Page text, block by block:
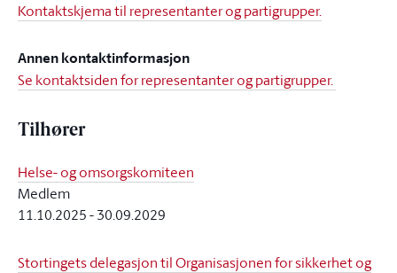
Kontaktskjema til representanter og partigrupper.
Annen kontaktinformasjon
Se kontaktsiden for representanter og partigrupper.
Tilhører
Helse- og omsorgskomiteen
Medlem
11.10.2025-30.09.2029
Stortingets delegasjon til Organisasjonen for sikkerhet og